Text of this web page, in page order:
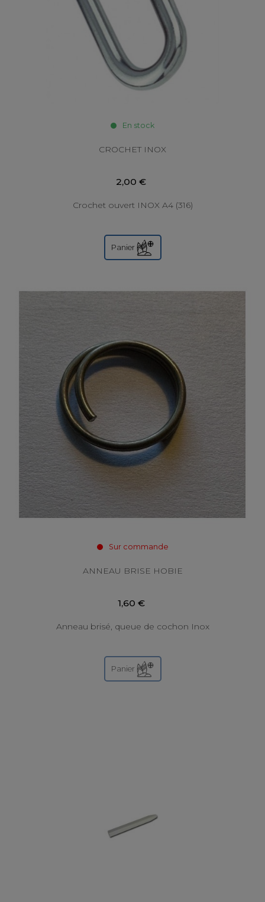
En stock
CROCHET INOX
2,00 €
Crochet ouvert INOX A4 (316)
Panier
Sur commande
ANNEAU BRISE HOBIE
1,60 €
Anneau brisé, queue de cochon Inox
Panier